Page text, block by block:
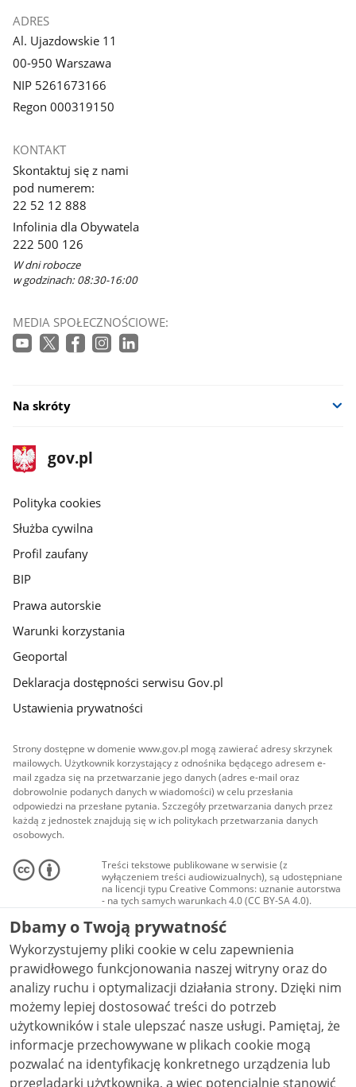
ADRES
Al. Ujazdowskie 11
00-950 Warszawa
NIP 5261673166
Regon 000319150
KONTAKT
Skontaktuj się z nami
pod numerem:
22 52 12 888
Infolinia dla Obywatela
222 500 126
W dni robocze
w godzinach: 08:30-16:00
MEDIA SPOŁECZNOŚCIOWE:
Na skróty
stopka
gov.pl
Strona
gov.pl
gov.pl
Polityka cookies
Służba cywilna
Profil zaufany
BIP
Prawa autorskie
Warunki korzystania
Geoportal
Deklaracja dostępności serwisu Gov.pl
Ustawienia prywatności
Strony dostępne w domenie www.gov.pl mogą zawierać adresy skrzynek
mailowych. Użytkownik korzystający z odnośnika będącego adresem e-
mail zgadza się na przetwarzanie jego danych (adres e-mail oraz
dobrowolnie podanych danych w wiadomości) w celu przesłania
odpowiedzi na przesłane pytania. Szczegóły przetwarzania danych przez
każdą z jednostek znajdują się w ich politykach przetwarzania danych
osobowych.
Treści tekstowe publikowane w serwisie (z
wyłączeniem treści audiowizualnych), są udostępniane
na licencji typu Creative Commons: uznanie autorstwa
- na tych samych warunkach 4.0 (CC BY-SA 4.0).
Materiały audiowizualne, w tym zdjęcia, materiały
audio i wideo, są udostępniane na licencji typu
Creative Commons: uznanie autorstwa użycie
niekomercyjne - bez utworów zależnych 4.0 (CC BY-
NC-ND 4.0), o ile nie jest to stwierdzone inaczej.
Dbamy o Twoją prywatność
Wykorzystujemy pliki cookie w celu zapewnienia
prawidłowego funkcjonowania naszej witryny oraz do
analizy ruchu i optymalizacji działania strony. Dzięki nim
możemy lepiej dostosować treści do potrzeb
użytkowników i stale ulepszać nasze usługi. Pamiętaj, że
informacje przechowywane w plikach cookie mogą
pozwalać na identyfikację konkretnego urządzenia lub
przeglądarki użytkownika, a więc potencjalnie stanowić